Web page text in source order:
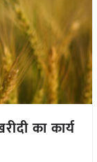
का कार्य